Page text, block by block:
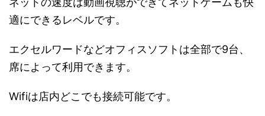
適にできるレベルです。
エクセルワードなどオフィスソフトは全部で9台、
席によって利用できます。
Wifiは店内どこでも接続可能です。